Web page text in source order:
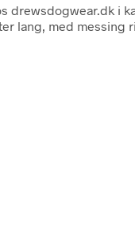
drewsdogwear.dk i
lang, med